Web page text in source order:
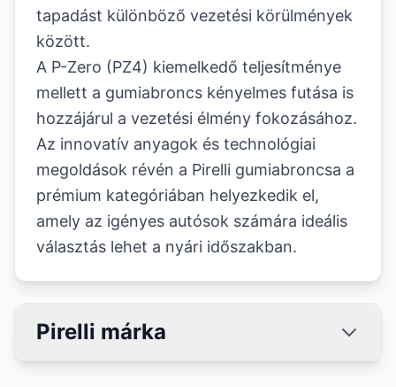
tapadást különböző vezetési körülmények
között.
A P-Zero (PZ4) kiemelkedő teljesítménye
mellett a gumiabroncs kényelmes futása is
hozzájárul a vezetési élmény fokozásához.
Az innovatív anyagok és technológiai
megoldások révén a Pirelli gumiabroncsa a
prémium kategóriában helyezkedik el,
amely az igényes autósok számára ideális
választás lehet a nyári időszakban.
Pirelli márka